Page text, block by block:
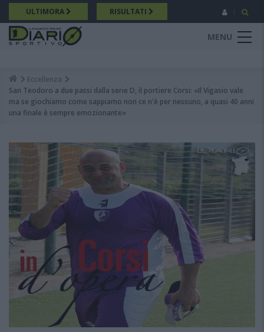
Salta
al
contenuto
principale
ULTIMORA RISULTATI
MENU
Breadcrumb
Eccellenza
San Teodoro a due passi dalla serie D, il portiere Corsi: «Il Vigasio vale
ma se giochiamo come sappiamo non ce n'è per nessuno, a quasi 40 anni
una finale è sempre emozionante»